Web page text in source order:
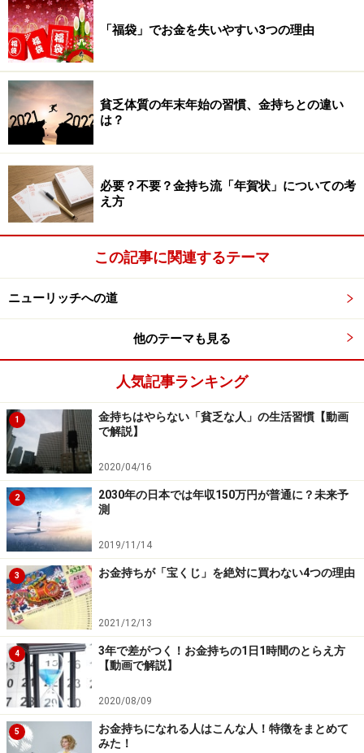
す。
スマートウォッチの普及で、自分の走行距離や時間、脈
拍や消費カロリーなど、日々記録をつけながら走ってい
る人も増えました。健康維持のため、コロナでも運動は
絶やさないということなのでしょう。
ネットでつながる新しい楽しみ方も
一方、この原稿を書いている現時点では、クラブハウス
（Clubhouse）という音声チャットアプリが人気を博し
ていて、著名人をはじめ起業家・経営者も含めた大人た
ちのレジャーの一つとなっているようです。
現時点ではアップルユーザーのみですが、コロナ禍で雑
談する機会が減ったストレスもあるのかもしれません。
人とつながりたい、しゃべりたいという人たちで盛り上
がっています。私自身は雑談や目的が明確でない会話は
苦手なので敬遠していますが（アンドロイドユーザーゆ
えに無縁なのが助かっています）。
【関連記事をチェック！】
裕福層が考えるコロナ時代の子ども教育
2021年予想！コロナで広がる3大格差
3年で差がつく！お金持ちの1日1時間のとらえ方
※記事内容は執筆時点のものです。最新の内容をご確認くださ
い。
「福袋」でお金を失いやすい3つの理由
貧乏体質の年末年始の習慣、金持ちとの違い
は？
必要？不要？金持ち流「年賀状」についての考
え方
この記事に関連するテーマ
ニューリッチへの道
他のテーマも見る
人気記事ランキング
1
金持ちはやらない「貧乏な人」の生活習慣【動画
で解説】
2020/04/16
2
2030年の日本では年収150万円が普通に？未来予
測
2019/11/14
3 お金持ちが「宝くじ」を絶対に買わない4つの理由
2021/12/13
4
3年で差がつく！お金持ちの1日1時間のとらえ方
【動画で解説】
2020/08/09
5
お金持ちになれる人はこんな人！特徴をまとめて
みた！